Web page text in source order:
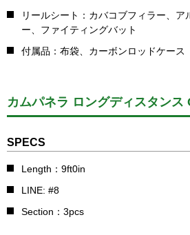
リールシート：カバコブフィラー、ア
ー、ファイティングバット
付属品：布袋、カーボンロッドケース
カムパネラ ロングディスタンス
SPECS
Length：9ft0in
LINE: #8
Section：3pcs